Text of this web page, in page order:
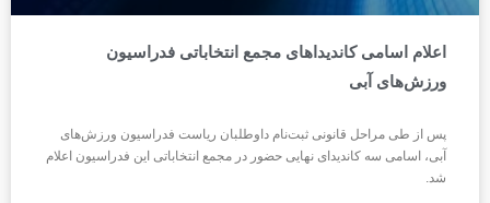
اعلام اسامی کاندیداهای مجمع انتخاباتی فدراسیون
ورزش‌های آبی
پس از طی مراحل قانونی ثبت‌نام داوطلبان ریاست فدراسیون ورزش‌های
آبی، اسامی سه کاندیدای نهایی حضور در مجمع انتخاباتی این فدراسیون اعلام
شد.